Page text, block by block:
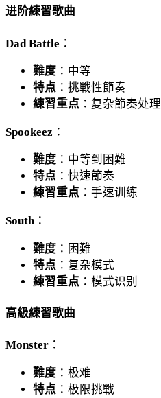
进阶練習歌曲
Dad Battle ：
難度 ：中等
特点 ：挑戰性節奏
練習重点 ：复杂節奏处理
Spookeez ：
難度 ：中等到困難
特点 ：快速節奏
練習重点 ：手速训练
South：
難度 ：困難
特点 ：复杂模式
練習重点 ：模式识别
高級練習歌曲
Monster ：
難度 ：极难
特点 ：极限挑戰